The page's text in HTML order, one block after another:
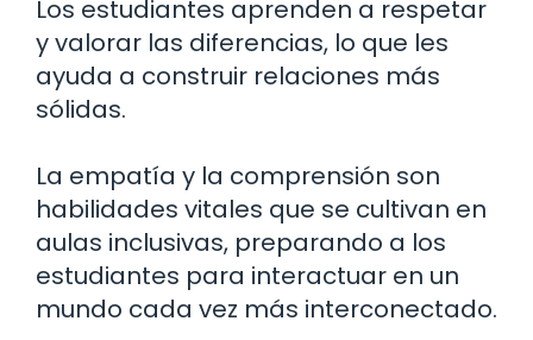
Los estudiantes aprenden a respetar
y valorar las diferencias, lo que les
ayuda a construir relaciones más
sólidas.
La empatía y la comprensión son
habilidades vitales que se cultivan en
aulas inclusivas, preparando a los
estudiantes para interactuar en un
mundo cada vez más interconectado.